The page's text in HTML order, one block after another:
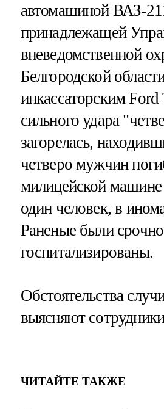
автомашиной ВАЗ-
принадлежащей
вневедомственной
Белгородской
инкассаторским
сильного удара
загорелась,
четверо мужчин
милицейской машине
один человек, в
Раненые были срочно
госпитализированы.
Обстоятельства
выясняют
ЧИТАЙТЕ ТАКЖЕ